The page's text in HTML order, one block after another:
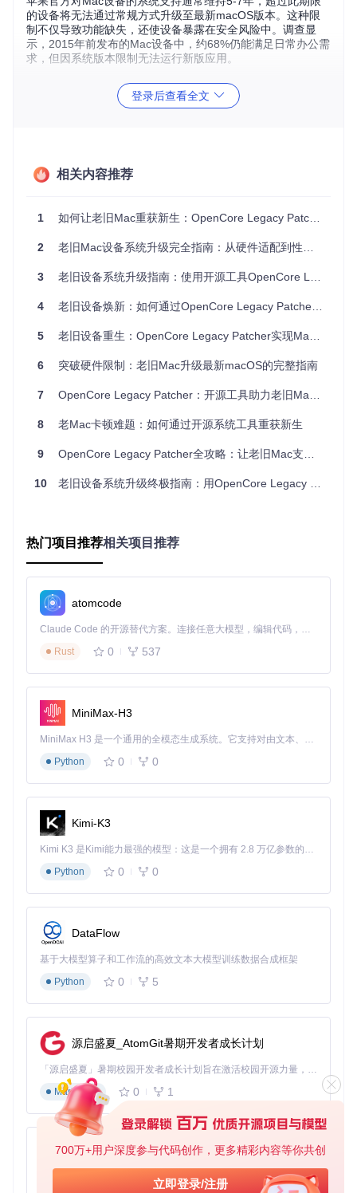
700万+用户深度参与代码创作，更多精彩内容等你共创
立即登录/注册
的设备将无法通过常规方式升级至最新macOS版本。这种限
制不仅导致功能缺失，还使设备暴露在安全风险中。调查显
示，2015年前发布的Mac设备中，约68%仍能满足日常办公需
求，但因系统版本限制无法运行新版应用。
老旧Mac升级主要面临三大核心障碍：
安全策略限制：System Integrity Protection (SIP) 与文件系
OpenCore Legacy Patcher主菜单界面，显示四大核心功能模
支持选项，为老旧Mac提供全流程升级解决方案
升级风险如何规避？常见失败案例分析
实际操作中，用户常因忽视兼容性检测或操作不当导致升级失
败。典型问题包括：
未验证硬件兼容性导致系统无法启动
USB介质选择不当引发安装中断
根补丁应用顺序错误导致功能异常
某技术社区统计显示，约34%的升级失败源于未进行充分的硬
件评估，28%源于操作流程错误。因此，系统化的风险评估与
准备工作至关重要。
机制
驱动适配如何实现？核心技术解析
OpenCore Legacy Patcher采用多层次适配架构，通过模拟原
生硬件环境实现老旧设备与新版macOS的兼容。其核心技术
包括：
1. EFI引导层适配
定制化OpenCore引导程序，模拟受支持Mac型号的SMBIO
S信息
动态调整ACPI表，解决硬件识别问题
注入必要的驱动程序（如Lilu.kext、WhateverGreen.kext）
显卡驱动替换与性能优化（Intel HD系列、AMD legacy显
卡）
USB控制器与端口映射修复
3. 根卷修补技术
必要的驱动和补丁，包括Lilu.kext、AirportBrcmFixup.kext等
相较于其他升级工具，OpenCore Legacy Patcher具有三大技
术优势：
技术
指标
OpenCore Legacy P
完整
持OTA更新
引发冲突
登录后查看全文
相关内容推荐
1 如何让老旧Mac重获新生：OpenCore Legacy Patcher全流程使用指南
2 老旧Mac设备系统升级完全指南：从硬件适配到性能焕新
3 老旧设备系统升级指南：使用开源工具OpenCore Legacy Patcher焕发新生命
4 老旧设备焕新：如何通过OpenCore Legacy Patcher让你的Mac重获新生？
5 老旧设备重生：OpenCore Legacy Patcher实现Mac系统升级全指南
6 突破硬件限制：老旧Mac升级最新macOS的完整指南
7 OpenCore Legacy Patcher：开源工具助力老旧Mac设备系统升级指南
8 老Mac卡顿难题：如何通过开源系统工具重获新生
9 OpenCore Legacy Patcher全攻略：让老旧Mac支持最新macOS系统
10 老旧设备系统升级终极指南：用OpenCore Legacy Patcher让旧Mac焕发新生
热门项目推荐相关项目推荐
atomcode
Claude Code 的开源替代方案。连接任意大模型，编辑代码，运行命令，自动验证 — 全自动执行。用 Rust 构建，极致性能。 ｜ An open-source alternative to Claude Code. Connect any LLM, edit code, run commands, and verify changes — autonomously. Built in Rust for speed. Get Started
Rust
0 537
MiniMax-H3
MiniMax H3 是一个通用的全模态生成系统。它支持对由文本、图像、视频和音频组成的多模态上下文进行统一理解，并能生成分辨率高达 2K、时长可达 15 秒的带原生立体声音频的视频。得益于面向任务泛化的系统设计，H3 在预训练阶段就已具备广泛的多模态上下文理解与生成能力，能够出色地执行复杂的多模态指令。
Python
0 0
Kimi-K3
Kimi K3 是Kimi能力最强的模型：这是一个拥有 2.8 万亿参数的混合专家（MoE）模型，具备原生视觉理解能力，并支持 100 万 token 的上下文窗口。
Python
0 0
DataFlow
基于大模型算子和工作流的高效文本大模型训练数据合成框架
Python
0 5
源启盛夏_AtomGit暑期开发者成长计划
「源启盛夏」暑期校园开发者成长计划旨在激活校园开源力量，通过积分激励、认证扶持、资源倾斜等形式，引导高校组织和开发者完成「入驻 — 建项目 — 做贡献 — 获认证 — 得资源」的完整闭环。无论你是想带领社团入驻平台的组织者，还是希望用代码贡献证明自己的开发者，都能在这里找到属于你的成长路径。
Markdown
0 1
py-xiaozhi
基于Python的Xiaozhi AI，适用于想要完整Xiaozhi体验而无需拥有专用硬件的用户。